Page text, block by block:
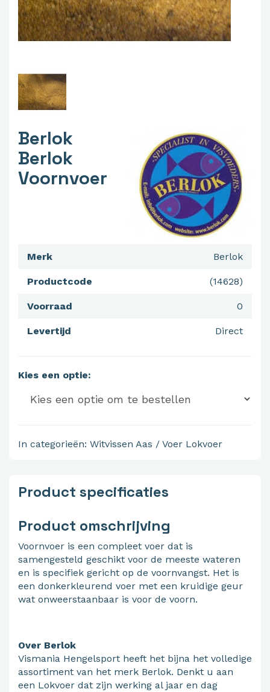
Berlok
Berlok
Voornvoer
Berlok
Merk
(14628)
Productcode
0
Voorraad
Direct
Levertijd
Kies een optie:
In categorieën: Witvissen Aas / Voer Lokvoer
Product specificaties
Product omschrijving
Voornvoer is een compleet voer dat is
samengesteld geschikt voor de meeste wateren
en is specifiek gericht op de voornvangst. Het is
een donkerkleurend voer met een kruidige geur
wat onweerstaanbaar is voor de voorn.
Over Berlok
Vismania Hengelsport heeft het bijna het volledige
assortiment van het merk Berlok. Denkt u aan
een Lokvoer dat zijn werking al jaar en dag